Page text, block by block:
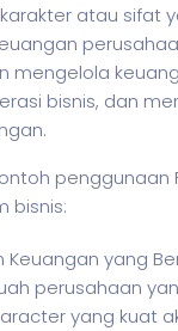
atau sifat
mengelola
bisnis, dan
penggunaan
bisnis:
Keuangan yang
perusahaan
yang kuat